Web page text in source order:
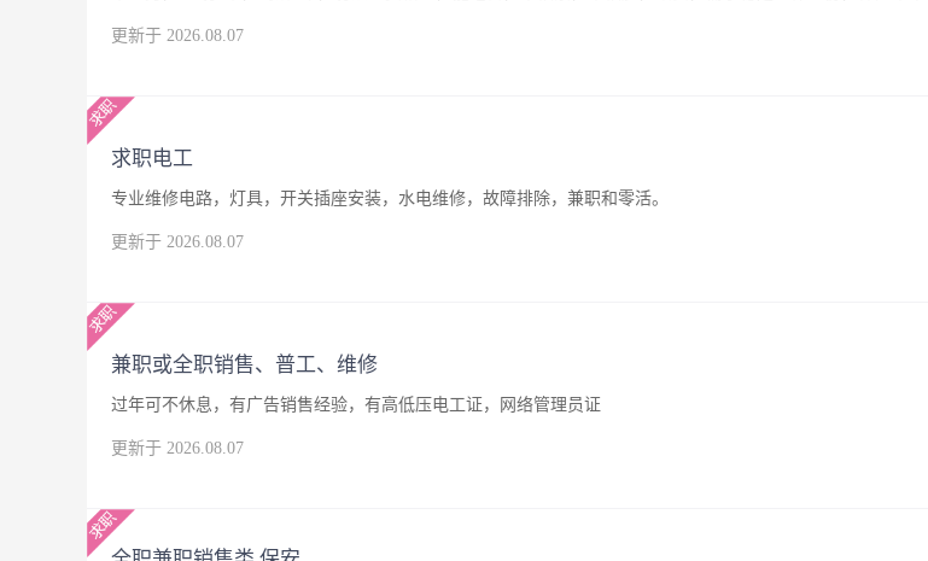
更新于 2026.08.07
求职电工
专业维修电路，灯具，开关插座安装，水电维修，故障排除，兼职和零活。
更新于 2026.08.07
兼职或全职销售、普工、维修
过年可不休息，有广告销售经验，有高低压电工证，网络管理员证
更新于 2026.08.07